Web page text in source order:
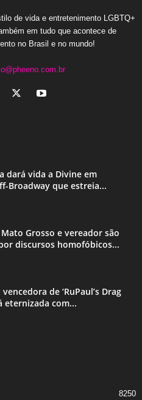
de vida e entretenimento LGBTQ+
em tudo que acontece de
no Brasil e no mundo!
dará vida a Divine em
Broadway que estreia...
Grosso e vereador são
discursos homofóbicos...
de ‘RuPaul’s Drag
eternizada com...
8250